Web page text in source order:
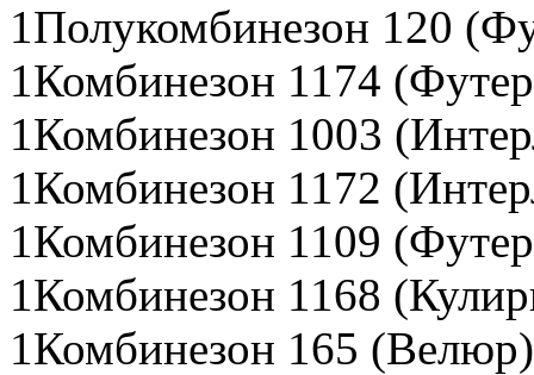
1Полукомбинезон 120
1Комбинезон 1174
1Комбинезон 1003
1Комбинезон 1172
1Комбинезон 1109
1Комбинезон 1168
1Комбинезон 165